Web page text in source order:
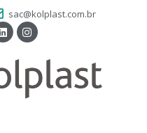
sac@kolplast.com.br